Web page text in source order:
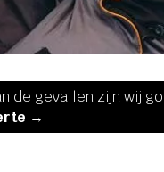
de gevallen zijn wij
→